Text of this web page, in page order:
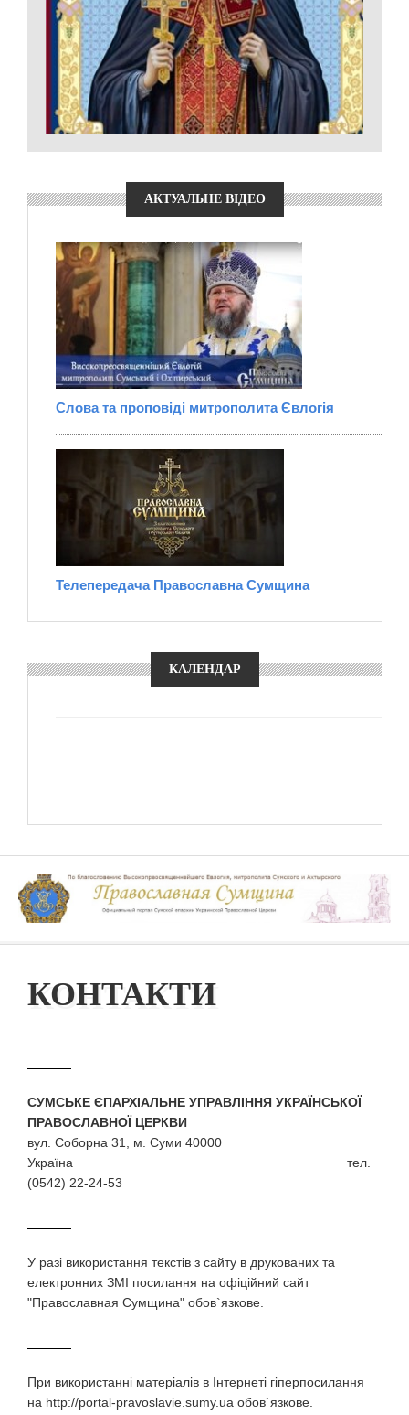
АКТУАЛЬНЕ ВІДЕО
Слова та проповіді митрополита Євлогія
Телепередача Православна Сумщина
КАЛЕНДАР
КОНТАКТИ
СУМСЬКЕ ЄПАРХІАЛЬНЕ УПРАВЛІННЯ УКРАЇНСЬКОЇ
ПРАВОСЛАВНОЇ ЦЕРКВИ
вул. Соборна 31, м. Суми 40000
Україна тел.
(0542) 22-24-53
У разi використання текстiв з сайту в друкованих та
електронних ЗМI посилання на офіційний сайт
"Православная Сумщина" обов`язкове.
При використаннi матерiалiв в Iнтернетi гiперпосилання
на http://portal-pravoslavie.sumy.ua обов`язкове.